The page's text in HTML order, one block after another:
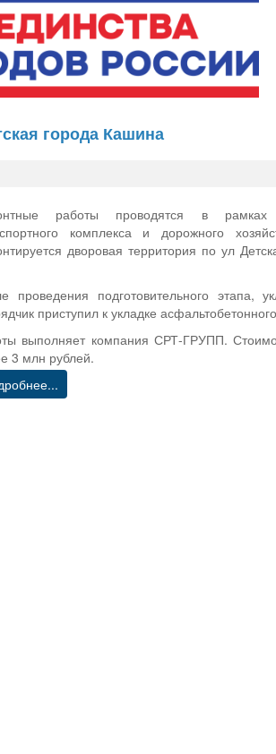
города Кашина
работы проводятся в рамках
комплекса и дорожного
дворовая территория по ул
проведения подготовительного этапа,
приступил к укладке
выполняет компания СРТ-ГРУПП.
3 млн рублей.